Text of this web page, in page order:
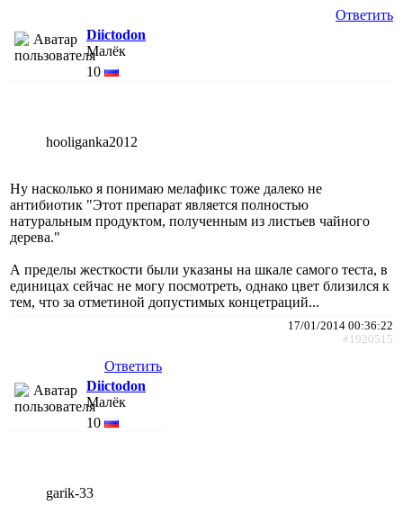
Ответить
Diictodon
Малёк
10
hooliganka2012
Ну насколько я понимаю мелафикс тоже далеко не
антибиотик "Этот препарат является полностью
натуральным продуктом, полученным из листьев чайного
дерева."
А пределы жесткости были указаны на шкале самого теста, в
единицах сейчас не могу посмотреть, однако цвет близился к
тем, что за отметиной допустимых концетраций...
17/01/2014 00:36:22
#1920515
Ответить
Diictodon
Малёк
10
garik-33